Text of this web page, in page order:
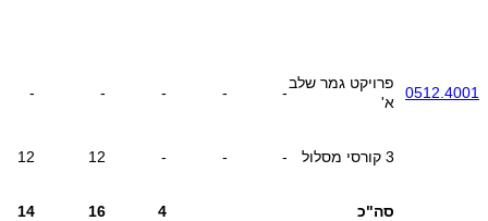
0512.4001
פרויקט גמר שלב
א'
-
-
-
-
-
3 קורסי מסלול -
-
-
12
12
סה"כ 4
16
14